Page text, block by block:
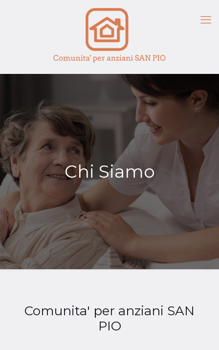
Chi Siamo
Comunita' per anziani SAN
PIO